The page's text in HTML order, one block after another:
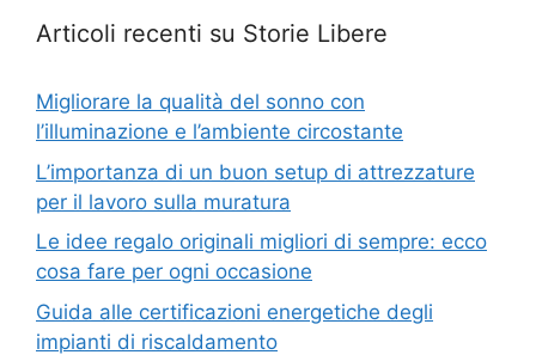
Articoli recenti su Storie Libere
Migliorare la qualità del sonno con
l’illuminazione e l’ambiente circostante
L’importanza di un buon setup di attrezzature
per il lavoro sulla muratura
Le idee regalo originali migliori di sempre: ecco
cosa fare per ogni occasione
Guida alle certificazioni energetiche degli
impianti di riscaldamento